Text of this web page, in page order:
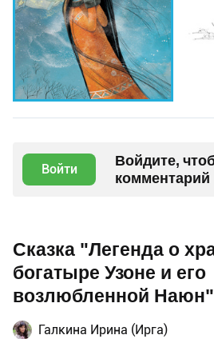
Войти
Войдите,
комментарий
Сказка "Легенда о
богатыре Узоне и его
возлюбленной Наюн"
Галкина Ирина (Ирга)